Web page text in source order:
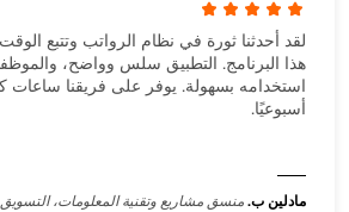
لقد أحدثنا ثورة في نظام الرواتب وتتبع
هذا البرنامج. التطبيق سلس وواضح،
استخدامه بسهولة. يوفر على فريقنا ساعات
أسبوعيًا.
مادلين ب.منسق مشاريع وتقنية المعلومات، التسويق